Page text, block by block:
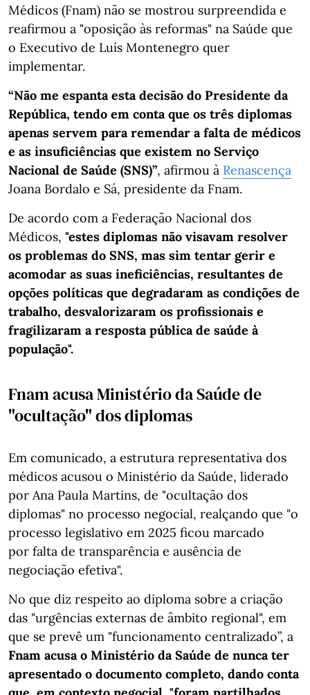
Médicos (Fnam) não se mostrou surpreendida e
reafirmou a "oposição às reformas" na Saúde que
o Executivo de Luís Montenegro quer
implementar.
“Não me espanta esta decisão do Presidente da
República, tendo em conta que os três diplomas
apenas servem para remendar a falta de médicos
e as insuficiências que existem no Serviço
Nacional de Saúde (SNS)”, afirmou à Renascença
Joana Bordalo e Sá, presidente da Fnam.
De acordo com a Federação Nacional dos
Médicos, "estes diplomas não visavam resolver
os problemas do SNS, mas sim tentar gerir e
acomodar as suas ineficiências, resultantes de
opções políticas que degradaram as condições de
trabalho, desvalorizaram os profissionais e
fragilizaram a resposta pública de saúde à
população".
Fnam acusa Ministério da Saúde de
"ocultação" dos diplomas
Em comunicado, a estrutura representativa dos
médicos acusou o Ministério da Saúde, liderado
por Ana Paula Martins, de "ocultação dos
diplomas" no processo negocial, realçando que "o
processo legislativo em 2025 ficou marcado
por falta de transparência e ausência de
negociação efetiva".
No que diz respeito ao diploma sobre a criação
das "urgências externas de âmbito regional", em
que se prevê um "funcionamento centralizado”, a
Fnam acusa o Ministério da Saúde de nunca ter
apresentado o documento completo, dando conta